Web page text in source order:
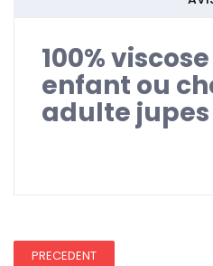
100%
enfant ou
adulte jupes
PRECEDENT